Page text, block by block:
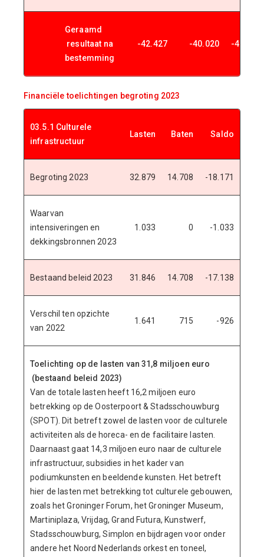
Geraamd
resultaat na
bestemming
-42.427 -40.020 -42.937
Financiële toelichtingen begroting 2023
03.5.1 Culturele
infrastructuur
Lasten Baten Saldo
Begroting 2023 32.879 14.708 -18.171
Waarvan
intensiveringen en
dekkingsbronnen 2023
1.033 0 -1.033
Bestaand beleid 2023 31.846 14.708 -17.138
Verschil ten opzichte
van 2022
1.641 715 -926
Toelichting op de lasten van 31,8 miljoen euro
(bestaand beleid 2023)
Van de totale lasten heeft 16,2 miljoen euro
betrekking op de Oosterpoort & Stadsschouwburg
(SPOT). Dit betreft zowel de lasten voor de culturele
activiteiten als de horeca- en de facilitaire lasten.
Daarnaast gaat 14,3 miljoen euro naar de culturele
infrastructuur, subsidies in het kader van
podiumkunsten en beeldende kunsten. Het betreft
hier de lasten met betrekking tot culturele gebouwen,
zoals het Groninger Forum, het Groninger Museum,
Martiniplaza, Vrijdag, Grand Futura, Kunstwerf,
Stadsschouwburg, Simplon en bijdragen voor onder
andere het Noord Nederlands orkest en toneel,